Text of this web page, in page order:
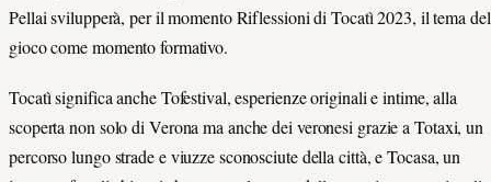
Pellai svilupperà, per il momento Riflessioni di Tocatì 2023, il tema del
gioco come momento formativo.
Tocatì significa anche Tofestival, esperienze originali e intime, alla
scoperta non solo di Verona ma anche dei veronesi grazie a Totaxi, un
percorso lungo strade e viuzze sconosciute della città, e Tocasa, un